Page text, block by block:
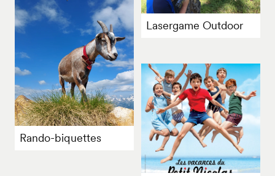
Lasergame Outdoor
Rando-biquettes